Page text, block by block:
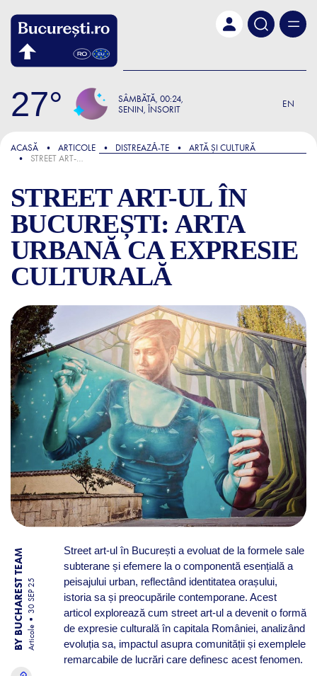
27 SÂMBĂTĂ 00:24
SENIN, ÎNSORIT
EN
FOCUS
ACASĂ ARTICOLE DISTREAZǍ-TE
ARTĂ ȘI CULTURĂ
STREET ART-UL ÎN BUCUREȘTI: ARTA URBANĂ CA EXPRESIE CULTURALĂ
STREET ART-UL ÎN
BUCUREȘTI: ARTA
URBANĂ CA EXPRESIE
CULTURALĂ
STREET ART-UL ÎN
BY BUCHAREST TEAM Articole
30 SEP 25
Street art-ul în București a evoluat de la formele sale
subterane și efemere la o componentă esențială a
peisajului urban, reflectând identitatea orașului,
istoria sa și preocupările contemporane. Acest
articol explorează cum street art-ul a devenit o formă
de expresie culturală în capitala României, analizând
evoluția sa, impactul asupra comunității și exemplele
remarcabile de lucrări care definesc acest fenomen.